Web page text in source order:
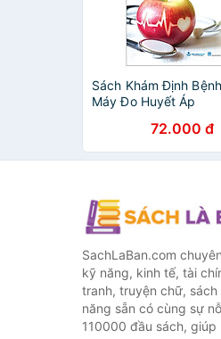
Sách Khám Định
Máy Đo Huyết Áp
72.000 đ
SachLaBan.com
kỹ năng, kinh tế, tài
tranh, truyện chữ,
năng sẵn có cùng sự
110000 đầu sách,